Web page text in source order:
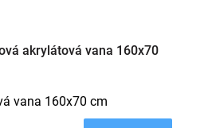
akrylátová vana 160x70
vana 160x70 cm